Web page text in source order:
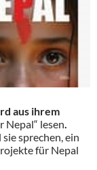
aus ihrem
Nepal“ lesen.
sprechen, ein
für Nepal